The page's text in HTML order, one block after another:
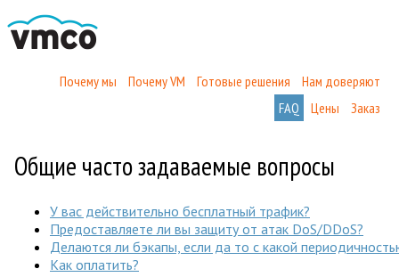
Почему мы Почему VM Готовые решения
Нам доверяют
FAQ
Цены Заказ
Общие часто задаваемые вопросы
У вас действительно бесплатный трафик?
Предоставляете ли вы защиту от атак DoS/DDoS?
Делаются ли бэкапы, если да то с какой
Как оплатить?